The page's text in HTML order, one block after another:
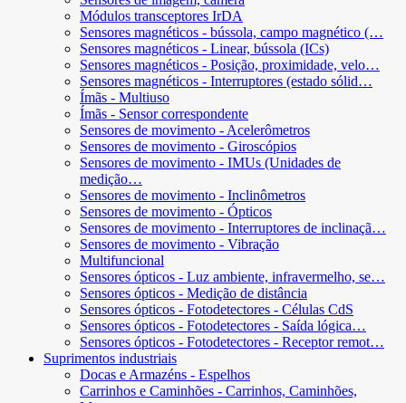
Módulos transceptores IrDA
Sensores magnéticos - bússola, campo magnético (…
Sensores magnéticos - Linear, bússola (ICs)
Sensores magnéticos - Posição, proximidade, velo…
Sensores magnéticos - Interruptores (estado sólid…
Ímãs - Multiuso
Ímãs - Sensor correspondente
Sensores de movimento - Acelerômetros
Sensores de movimento - Giroscópios
Sensores de movimento - IMUs (Unidades de
medição…
Sensores de movimento - Inclinômetros
Sensores de movimento - Ópticos
Sensores de movimento - Interruptores de inclinaçã…
Sensores de movimento - Vibração
Multifuncional
Sensores ópticos - Luz ambiente, infravermelho, se…
Sensores ópticos - Medição de distância
Sensores ópticos - Fotodetectores - Células CdS
Sensores ópticos - Fotodetectores - Saída lógica…
Sensores ópticos - Fotodetectores - Receptor remot…
Suprimentos industriais
Docas e Armazéns - Espelhos
Carrinhos e Caminhões - Carrinhos, Caminhões,